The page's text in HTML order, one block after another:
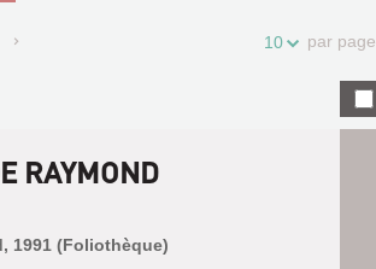
10 par page
RAYMOND
1991 (Foliothèque)